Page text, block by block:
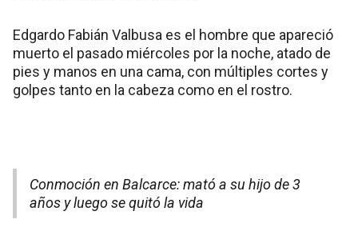
Edgardo Fabián Valbusa es el hombre que apareció
muerto el pasado miércoles por la noche, atado de
pies y manos en una cama, con múltiples cortes y
golpes tanto en la cabeza como en el rostro.
Conmoción en Balcarce: mató a su hijo de 3
años y luego se quitó la vida